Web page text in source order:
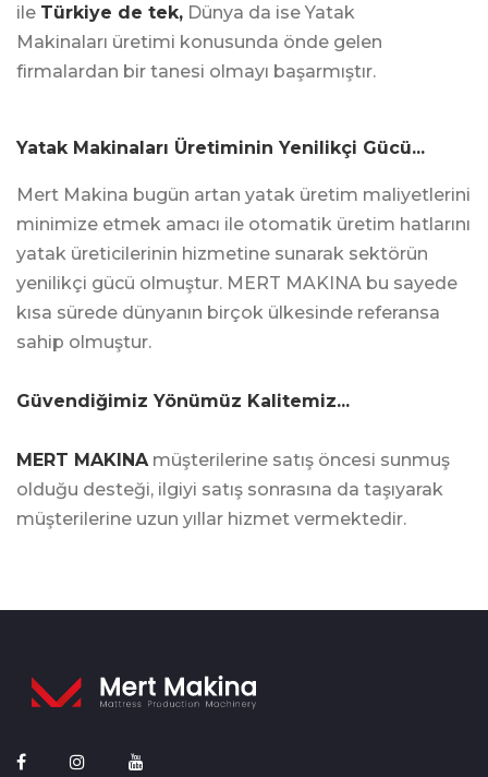
ile Türkiye de tek, Dünya da ise Yatak
Makinaları üretimi konusunda önde gelen
firmalardan bir tanesi olmayı başarmıştır.
Yatak Makinaları Üretiminin Yenilikçi Gücü...
Mert Makina bugün artan yatak üretim maliyetlerini
minimize etmek amacı ile otomatik üretim hatlarını
yatak üreticilerinin hizmetine sunarak sektörün
yenilikçi gücü olmuştur. MERT MAKINA bu sayede
kısa sürede dünyanın birçok ülkesinde referansa
sahip olmuştur.
Güvendiğimiz Yönümüz Kalitemiz...
MERT MAKINAmüşterilerine satış öncesi sunmuş
olduğu desteği, ilgiyi satış sonrasına da taşıyarak
müşterilerine uzun yıllar hizmet vermektedir.